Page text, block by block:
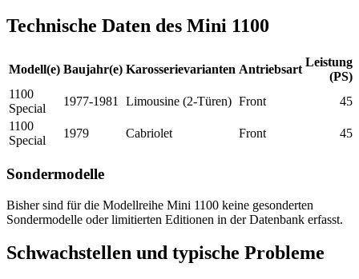
Technische Daten des Mini 1100
Modell(e) Baujahr(e) Karosserievarianten Antriebsart
Leistung
(PS)
1100
Special
1977-1981 Limousine (2-Türen) Front
45
1100
Special
1979 Cabriolet Front 45
Sondermodelle
Bisher sind für die Modellreihe Mini 1100 keine gesonderten
Sondermodelle oder limitierten Editionen in der Datenbank erfasst.
Schwachstellen und typische Probleme